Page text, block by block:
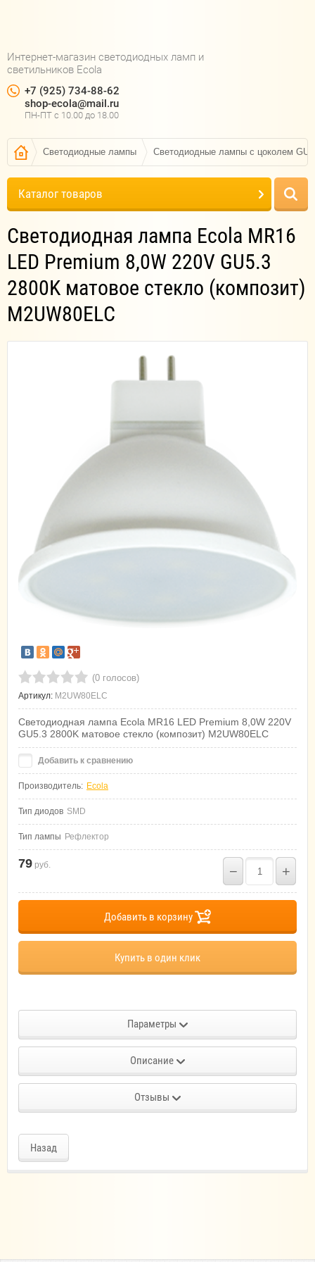
Интернет-магазин светодиодных ламп и
светильников Ecola
+7 (925) 734-88-62
shop-ecola@mail.ru
ПН-ПТ c 10.00 до 18.00
Светодиодные лампы Светодиодные лампы с цоколем
Каталог товаров
Светодиодная лампа Ecola MR16
LED Premium 8,0W 220V GU5.3
2800K матовое стекло (композит)
M2UW80ELC
(0 голосов)
Артикул: M2UW80ELC
Светодиодная лампа Ecola MR16 LED Premium 8,0W 220V
GU5.3 2800K матовое стекло (композит) M2UW80ELC
Добавить к сравнению
Производитель: Ecola
Тип диодов SMD
Тип лампы Рефлектор
79 руб. − +
Добавить в корзину
Купить в один клик
Параметры
Описание
Отзывы
Назад